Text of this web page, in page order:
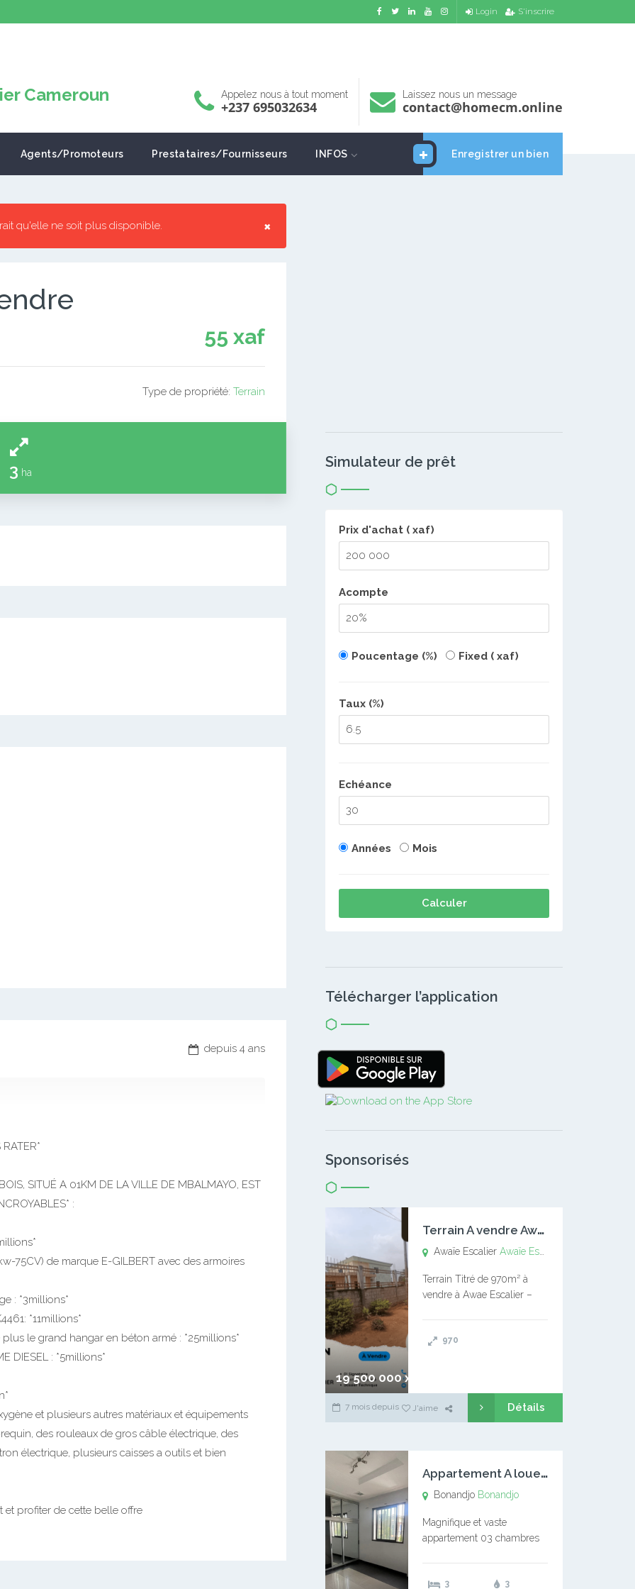
Login S'inscrire
Appelez nous à tout moment
+237 695032634
Laissez nous un message
contact@homecm.online
Enregistrer un bien
Agents/Promoteurs Prestataires/Fournisseurs INFOS
×
qu'elle ne soit plus disponible.
55 xaf
Type de propriété: Terrain
3 ha
depuis 4 ans
SITUÉ A 01KM DE LA VILLE DE MBALMAYO, EST
:
75CV) de marque E-GILBERT avec des armoires
: *3millions*
*11millions*
le grand hangar en béton armé : *25millions*
DIESEL : *5millions*
et plusieurs autres matériaux et équipements
des rouleaux de gros câble électrique, des
électrique, plusieurs caisses a outils et bien
profiter de cette belle offre
Simulateur de prêt
Prix d'achat ( xaf)
Acompte
Poucentage (%) Fixed ( xaf)
Taux (%)
Echéance
Années Mois
Calculer
Télécharger l’application
Sponsorisés
19 500 000 xaf
T
errain A vendre Awaïe Escalier
Awaïe EscalierAwaïe Escalier
Terrain Titré de 970m² à
vendre à Awae Escalier –
l’Université Catholique –
970
7 mois depuis J'aime Détails
A
ppartement A louer Bonandjo
Bonandjo Bonandjo
Magnifique et vaste
appartement 03 chambres
douches 01 vaste salon 01
3
3